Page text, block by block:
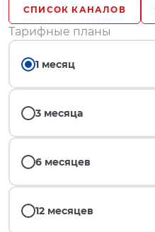
СПИСОК КАНАЛОВ
Тарифные планы
1 месяц
3 месяца
6 месяцев
12 месяцев